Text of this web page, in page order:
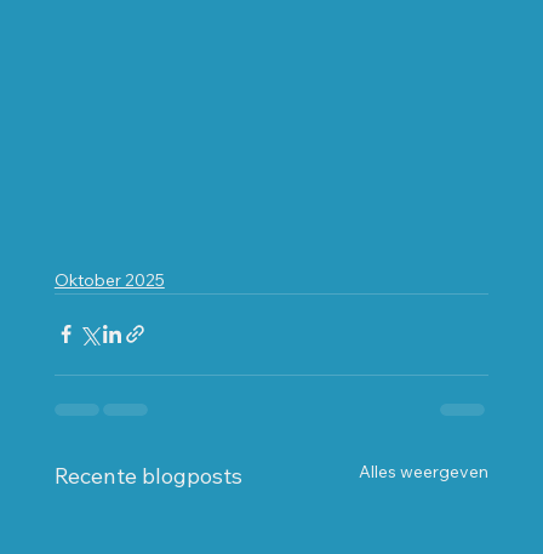
Oktober 2025
Recente blogposts Alles weergeven